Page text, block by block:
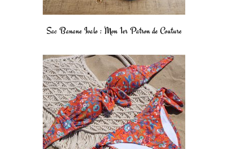
Sac Banane Ivalo : Mon 1er Patron de Couture